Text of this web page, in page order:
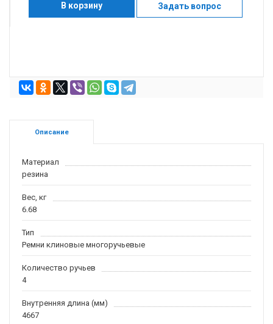
В корзину Задать вопрос
Описание
Материал
резина
Вес, кг
6.68
Тип
Ремни клиновые многоручьевые
Количество ручьев
4
Внутренняя длина (мм)
4667